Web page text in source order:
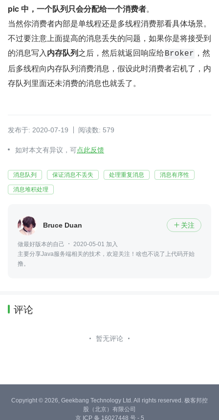
pic 中，一个队列只会分配给一个消费者。
当然你消费者内部是单线程还是多线程消费那看具体场景。
不过要注意上面提高的消息丢失的问题，如果你是将接受到
的消息写入内存队列之后，然后就返回响应给Broker ，然
后多线程向内存队列消费消息，假设此时消费者宕机了，内
存队列里面还未消费的消息也就丢了。
发布于: 2020-07-19 阅读数: 579
如对本文有异议，可点此反馈
消息队列 保证消息不丢失 处理重复消息 消息有序性
消息堆积处理
Bruce Duan  关注
做最好版本的自己
2020-05-01 加入
主要分享Java服务端相关的技术，欢迎关注！啥也不说了上代码开始
撸。
评论
暂无评论
Copyright © 2026, Geekbang Technology Ltd. All rights reserved. 极客邦控
股（北京）有限公司
京 ICP 备 16027448 号 - 5